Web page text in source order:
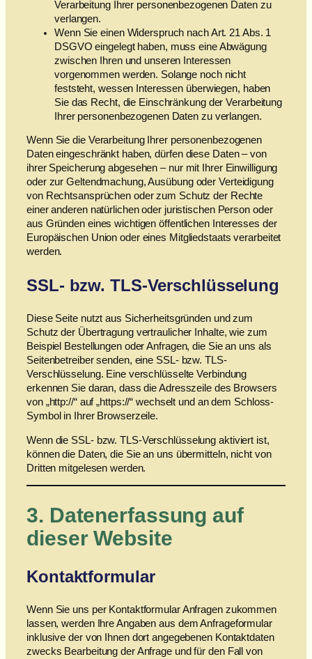
Verarbeitung Ihrer personenbezogenen Daten zu
verlangen.
Wenn Sie einen Widerspruch nach Art. 21 Abs. 1
DSGVO eingelegt haben, muss eine Abwägung
zwischen Ihren und unseren Interessen
vorgenommen werden. Solange noch nicht
feststeht, wessen Interessen überwiegen, haben
Sie das Recht, die Einschränkung der Verarbeitung
Ihrer personenbezogenen Daten zu verlangen.
Wenn Sie die Verarbeitung Ihrer personenbezogenen
Daten eingeschränkt haben, dürfen diese Daten – von
ihrer Speicherung abgesehen – nur mit Ihrer Einwilligung
oder zur Geltendmachung, Ausübung oder Verteidigung
von Rechtsansprüchen oder zum Schutz der Rechte
einer anderen natürlichen oder juristischen Person oder
aus Gründen eines wichtigen öffentlichen Interesses der
Europäischen Union oder eines Mitgliedstaats verarbeitet
werden.
SSL- bzw. TLS-Verschlüsselung
Diese Seite nutzt aus Sicherheitsgründen und zum
Schutz der Übertragung vertraulicher Inhalte, wie zum
Beispiel Bestellungen oder Anfragen, die Sie an uns als
Seitenbetreiber senden, eine SSL- bzw. TLS-
Verschlüsselung. Eine verschlüsselte Verbindung
erkennen Sie daran, dass die Adresszeile des Browsers
von „http://“ auf „https://“ wechselt und an dem Schloss-
Symbol in Ihrer Browserzeile.
Wenn die SSL- bzw. TLS-Verschlüsselung aktiviert ist,
können die Daten, die Sie an uns übermitteln, nicht von
Dritten mitgelesen werden.
3. Datenerfassung auf
dieser Website
Kontaktformular
Wenn Sie uns per Kontaktformular Anfragen zukommen
lassen, werden Ihre Angaben aus dem Anfrageformular
inklusive der von Ihnen dort angegebenen Kontaktdaten
zwecks Bearbeitung der Anfrage und für den Fall von